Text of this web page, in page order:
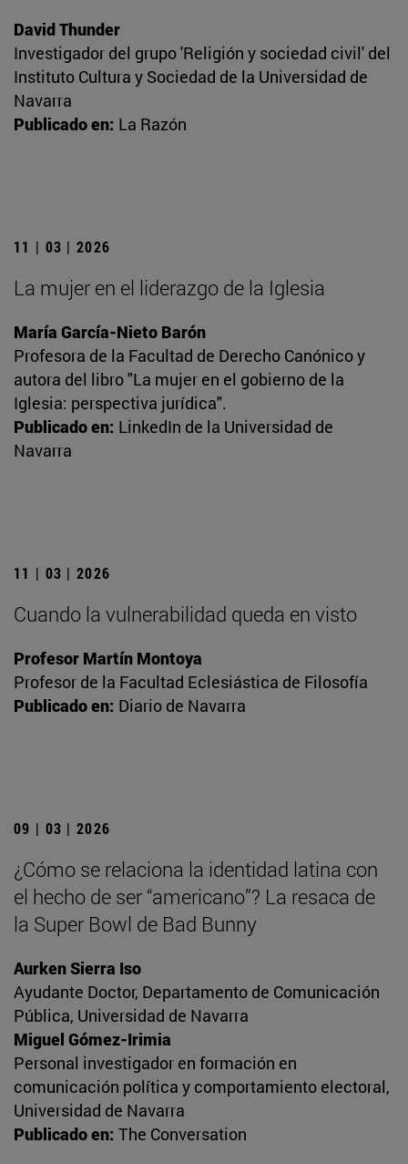
David Thunder
Investigador del grupo 'Religión y sociedad civil' del
Instituto Cultura y Sociedad de la Universidad de
Navarra
Publicado en: La Razón
11 | 03 | 2026
La mujer en el liderazgo de la Iglesia
María García-Nieto Barón
Profesora de la Facultad de Derecho Canónico y
autora del libro "La mujer en el gobierno de la
Iglesia: perspectiva jurídica".
Publicado en: LinkedIn de la Universidad de
Navarra
11 | 03 | 2026
Cuando la vulnerabilidad queda en visto
Profesor Martín Montoya
Profesor de la Facultad Eclesiástica de Filosofía
Publicado en: Diario de Navarra
09 | 03 | 2026
¿Cómo se relaciona la identidad latina con
el hecho de ser “americano”? La resaca de
la Super Bowl de Bad Bunny
Aurken Sierra Iso
Ayudante Doctor, Departamento de Comunicación
Pública, Universidad de Navarra
Miguel Gómez-Irimia
Personal investigador en formación en
comunicación política y comportamiento electoral,
Universidad de Navarra
Publicado en: The Conversation